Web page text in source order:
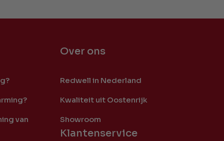
van
Over ons
Redwell in Nederland
Kwaliteit uit Oostenrijk
Showroom
Klantenservice